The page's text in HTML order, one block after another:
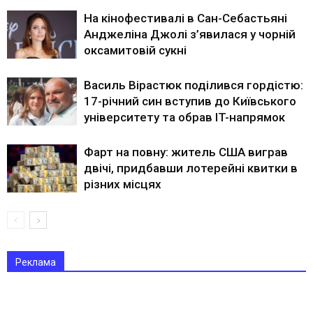
На кінофестивалі в Сан-Себастьяні
Анджеліна Джолі з’явилася у чорній
оксамитовій сукні
Василь Вірастюк поділився гордістю:
17-річний син вступив до Київського
університету та обрав IT-напрямок
Фарт на повну: житель США виграв
двічі, придбавши лотерейні квитки в
різних місцях
Реклама